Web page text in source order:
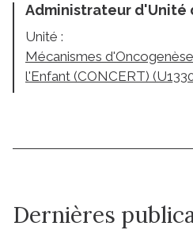
Administrateur d'Unité
Unité :
Mécanismes
l'Enfant (CONCERT)
Dernières